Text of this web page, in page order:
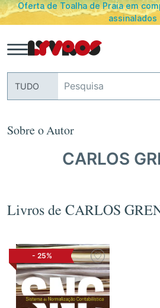
de Praia em compras ≥ 30€
assinalados
TUDO
Sobre o Autor
CARLOS
Livros de CARLOS
- 25%